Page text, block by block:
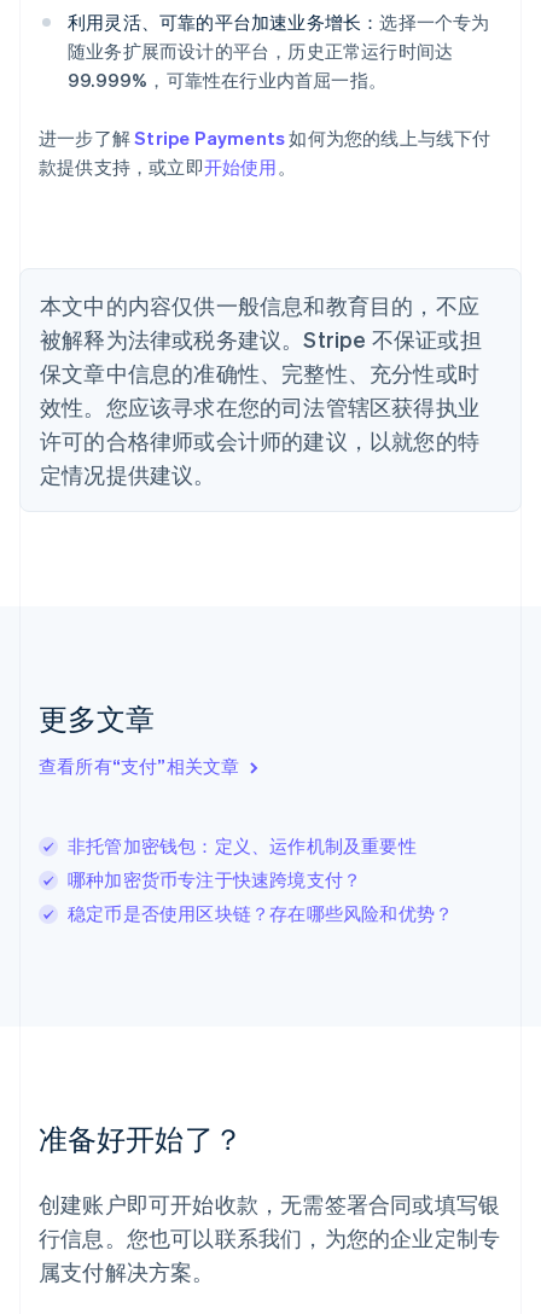
利用灵活、可靠的平台加速业务增长：选择一个专为
随业务扩展而设计的平台，历史正常运行时间达
99.999%，可靠性在行业内首屈一指。
进一步了解Stripe Payments如何为您的线上与线下付
款提供支持，或立即开始使用。
本文中的内容仅供一般信息和教育目的，不应
被解释为法律或税务建议。Stripe 不保证或担
保文章中信息的准确性、完整性、充分性或时
效性。您应该寻求在您的司法管辖区获得执业
许可的合格律师或会计师的建议，以就您的特
定情况提供建议。
更多文章
查看所有“支付”相关文章
非托管加密钱包：定义、运作机制及重要性
哪种加密货币专注于快速跨境支付？
稳定币是否使用区块链？存在哪些风险和优势？
准备好开始了？
创建账户即可开始收款，无需签署合同或填写银
行信息。您也可以联系我们，为您的企业定制专
属支付解决方案。
奥地利
DeutschEnglish
澳大利亚
English
PortuguêsEnglish
保加利亚
English
丹麦
德国
DeutschEnglish
法国
FrançaisEnglish
芬兰
EnglishSvenska
English
English
卢森堡
罗马尼亚
English
挪威
葡萄牙
Português English
日本
日本語English
瑞典